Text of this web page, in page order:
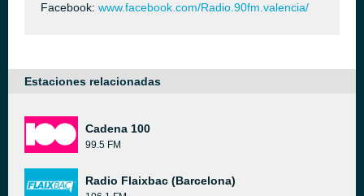
Facebook: www.facebook.com/Radio.90fm.valencia/
Estaciones relacionadas
Cadena 100
99.5 FM
Radio Flaixbac (Barcelona)